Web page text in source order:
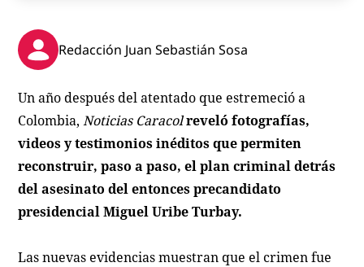
Redacción Juan Sebastián Sosa
Un año después del atentado que estremeció a
Colombia,Noticias Caracolreveló fotografías,
videos y testimonios inéditos que permiten
reconstruir, paso a paso, el plan criminal detrás
del asesinato del entonces precandidato
presidencial Miguel Uribe Turbay.
Las nuevas evidencias muestran que el crimen fue